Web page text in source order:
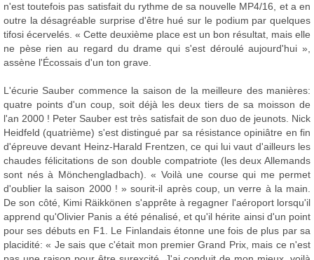
n'est toutefois pas satisfait du rythme de sa nouvelle MP4/16, et a en
outre la désagréable surprise d'être hué sur le podium par quelques
tifosi écervelés. « Cette deuxième place est un bon résultat, mais elle
ne pèse rien au regard du drame qui s'est déroulé aujourd'hui »,
assène l'Écossais d'un ton grave.
L'écurie Sauber commence la saison de la meilleure des manières:
quatre points d'un coup, soit déjà les deux tiers de sa moisson de
l'an 2000 ! Peter Sauber est très satisfait de son duo de jeunots. Nick
Heidfeld (quatrième) s'est distingué par sa résistance opiniâtre en fin
d'épreuve devant Heinz-Harald Frentzen, ce qui lui vaut d'ailleurs les
chaudes félicitations de son double compatriote (les deux Allemands
sont nés à Mönchengladbach). « Voilà une course qui me permet
d'oublier la saison 2000 ! » sourit-il après coup, un verre à la main.
De son côté, Kimi Räikkönen s'apprête à regagner l'aéroport lorsqu'il
apprend qu'Olivier Panis a été pénalisé, et qu'il hérite ainsi d'un point
pour ses débuts en F1. Le Finlandais étonne une fois de plus par sa
placidité: « Je sais que c'était mon premier Grand Prix, mais ce n'est